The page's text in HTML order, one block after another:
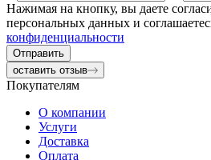
Нажимая на кнопку, вы даете
персональных данных и
конфиденциальности
Отправить
оставить отзыв
Покупателям
О компании
Услуги
Доставка
Оплата